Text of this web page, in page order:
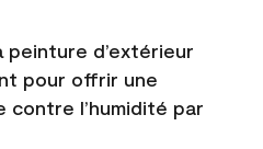
peinture d’extérieur
pour offrir une
l’humidité par